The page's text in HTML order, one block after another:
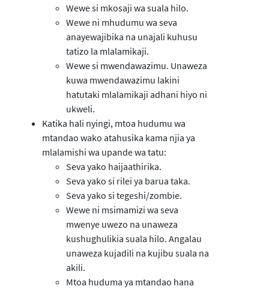
Wewe si mkosaji wa suala hilo.
Wewe ni mhudumu wa seva
anayewajibika na unajali kuhusu
tatizo la mlalamikaji.
Wewe si mwendawazimu. Unaweza
kuwa mwendawazimu lakini
hatutaki mlalamikaji adhani hiyo ni
ukweli.
Katika hali nyingi, mtoa hudumu wa
mtandao wako atahusika kama njia ya
mlalamishi wa upande wa tatu:
Seva yako haijaathirika.
Seva yako si rilei ya barua taka.
Seva yako si tegeshi/zombie.
Wewe ni msimamizi wa seva
mwenye uwezo na unaweza
kushughulikia suala hilo. Angalau
unaweza kujadili na kujibu suala na
akili.
Mtoa huduma ya mtandao hana